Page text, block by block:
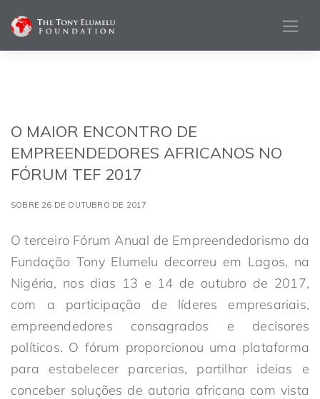
O MAIOR ENCONTRO DE
EMPREENDEDORES AFRICANOS NO
FÓRUM TEF 2017
SOBRE 26 DE OUTUBRO DE 2017
O terceiro Fórum Anual de Empreendedorismo da
Fundação Tony Elumelu decorreu em Lagos, na
Nigéria, nos dias 13 e 14 de outubro de 2017,
com a participação de líderes empresariais,
empreendedores consagrados e decisores
políticos. O fórum proporcionou uma plataforma
para estabelecer parcerias, partilhar ideias e
conceber soluções de autoria africana com vista